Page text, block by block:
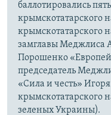
баллотировались
крымскотатарского
крымскотатарского
замглавы Меджлиса
Порошенко
председатель
«Сила и честь»
крымскотатарского
зеленых Украины).